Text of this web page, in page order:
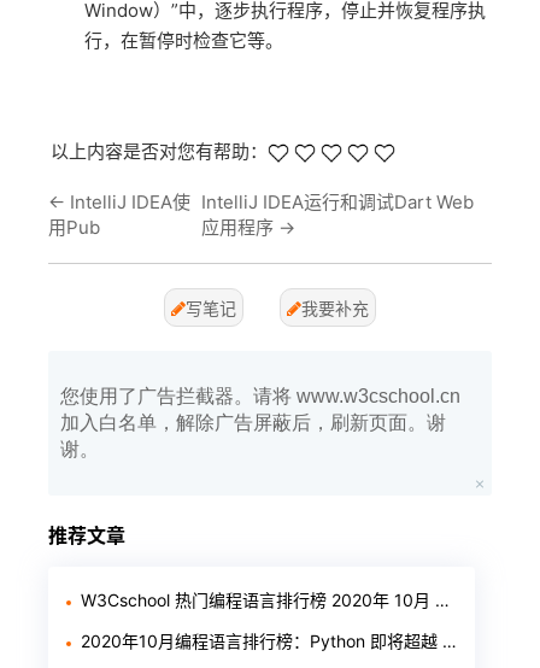
Window）”中，逐步执行程序，停止并恢复程序执
行，在暂停时检查它等。
以上内容是否对您有帮助：
← IntelliJ IDEA使
用Pub
IntelliJ IDEA运行和调试Dart Web
应用程序 →
写笔记 我要补充
您使用了广告拦截器。请将 www.w3cschool.cn
加入白名单，解除广告屏蔽后，刷新页面。谢
谢。
推荐文章
W3Cschool 热门编程语言排行榜 2020年 10月 TOP10
2020年10月编程语言排行榜：Python 即将超越 Java